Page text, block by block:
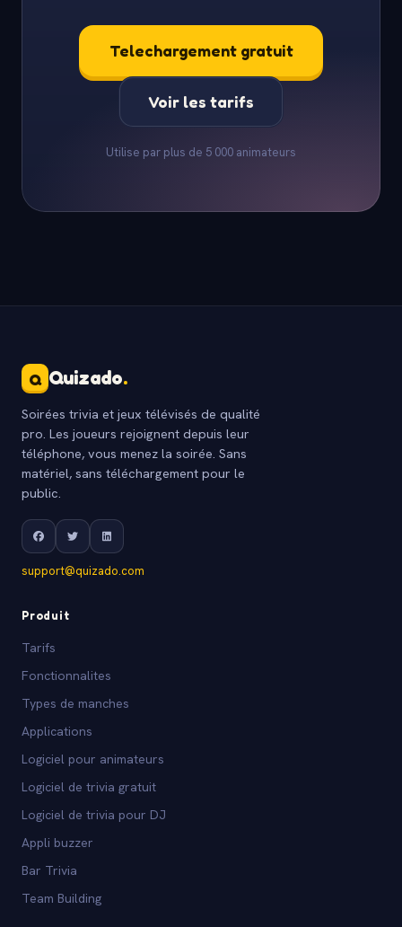
Telechargement gratuit
Voir les tarifs
Utilise par plus de 5 000 animateurs
Q Quizado.
Soirées trivia et jeux télévisés de qualité
pro. Les joueurs rejoignent depuis leur
téléphone, vous menez la soirée. Sans
matériel, sans téléchargement pour le
public.
support@quizado.com
Produit
Tarifs
Fonctionnalites
Types de manches
Applications
Logiciel pour animateurs
Logiciel de trivia gratuit
Logiciel de trivia pour DJ
Appli buzzer
Bar Trivia
Team Building